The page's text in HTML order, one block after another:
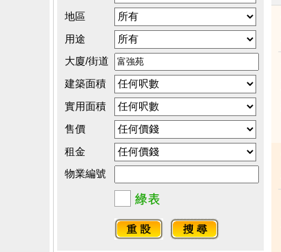
地區
用途
大廈/街道
建築面積
實用面積
售價
租金
物業編號